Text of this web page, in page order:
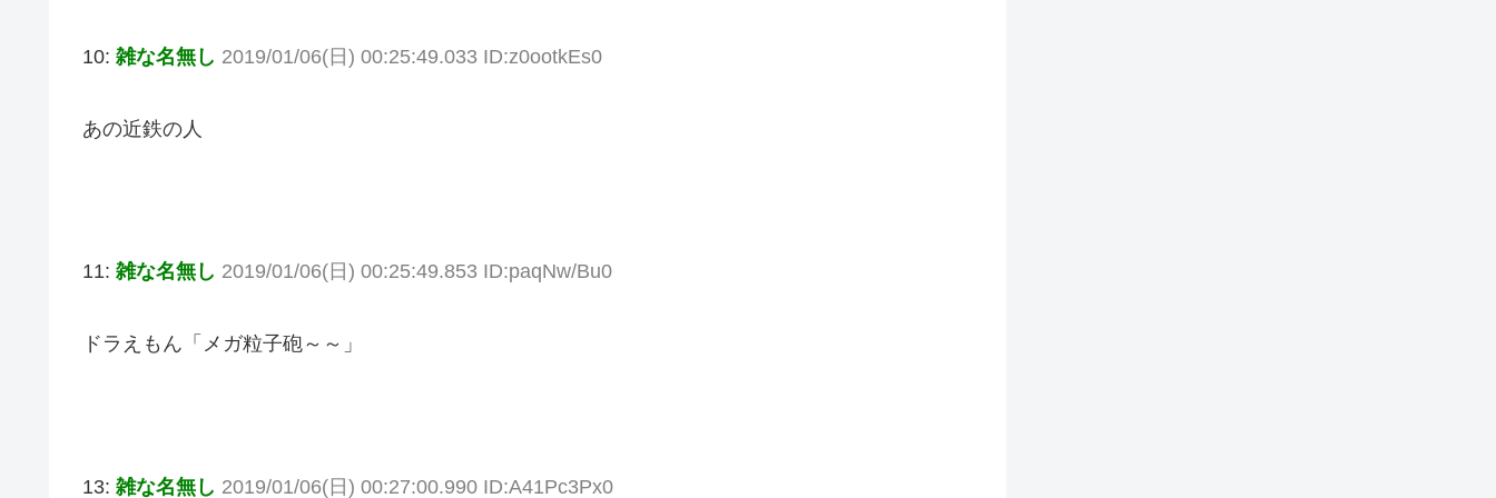
10: 雑な名無し 2019/01/06(日) 00:25:49.033 ID:z0ootkEs0
あの近鉄の人
11: 雑な名無し 2019/01/06(日) 00:25:49.853 ID:paqNw/Bu0
ドラえもん「メガ粒子砲～～」
13: 雑な名無し 2019/01/06(日) 00:27:00.990 ID:A41Pc3Px0